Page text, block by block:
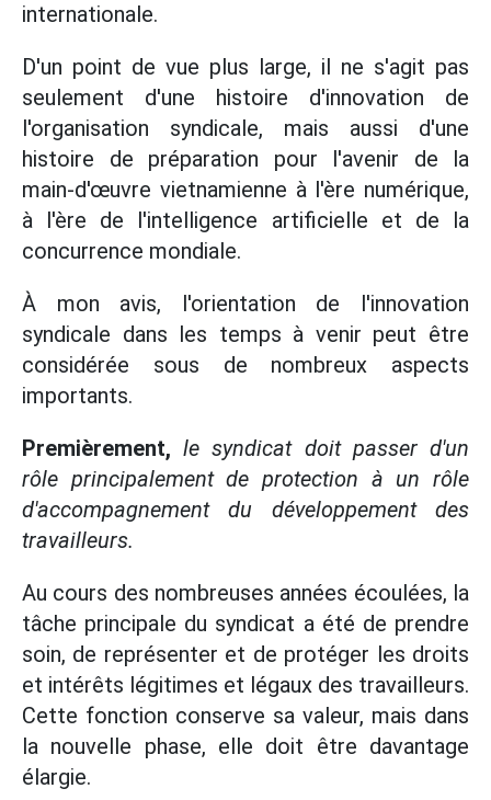
internationale.
D'un point de vue plus large, il ne s'agit pas
seulement d'une histoire d'innovation de
l'organisation syndicale, mais aussi d'une
histoire de préparation pour l'avenir de la
main-d'œuvre vietnamienne à l'ère numérique,
à l'ère de l'intelligence artificielle et de la
concurrence mondiale.
À mon avis, l'orientation de l'innovation
syndicale dans les temps à venir peut être
considérée sous de nombreux aspects
importants.
Premièrement, le syndicat doit passer d'un
rôle principalement de protection à un rôle
d'accompagnement du développement des
travailleurs.
Au cours des nombreuses années écoulées, la
tâche principale du syndicat a été de prendre
soin, de représenter et de protéger les droits
et intérêts légitimes et légaux des travailleurs.
Cette fonction conserve sa valeur, mais dans
la nouvelle phase, elle doit être davantage
élargie.